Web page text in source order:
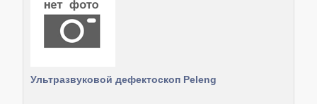
Ультразвуковой дефектоскоп Peleng